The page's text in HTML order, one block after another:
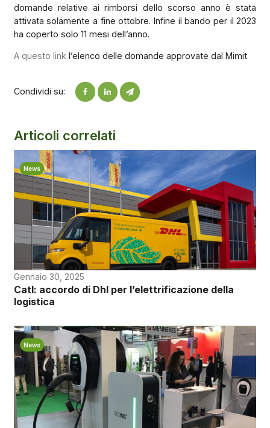
domande relative ai rimborsi dello scorso anno è stata
attivata solamente a fine ottobre. Infine il bando per il 2023
ha coperto solo 11 mesi dell’anno.
A questo link l’elenco delle domande approvate dal Mimit
Condividi su:
Articoli correlati
News
Gennaio 30, 2025
Catl: accordo di Dhl per l’elettrificazione della
logistica
News